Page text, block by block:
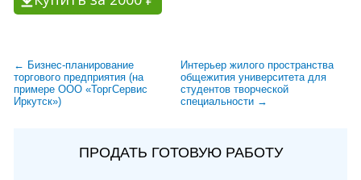
← Бизнес-планирование
торгового предприятия (на
примере ООО «ТоргСервис
Иркутск»)
Интерьер жилого пространства
общежития университета для
студентов творческой
специальности →
ПРОДАТЬ ГОТОВУЮ РАБОТУ